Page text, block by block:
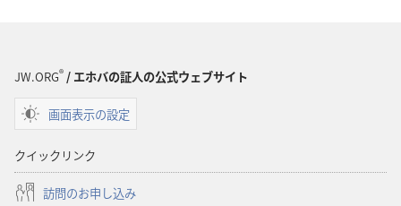
JW.ORG®/ エホバの証人の公式ウェブサイト
画面表示の設定
クイックリンク
訪問のお申し込み